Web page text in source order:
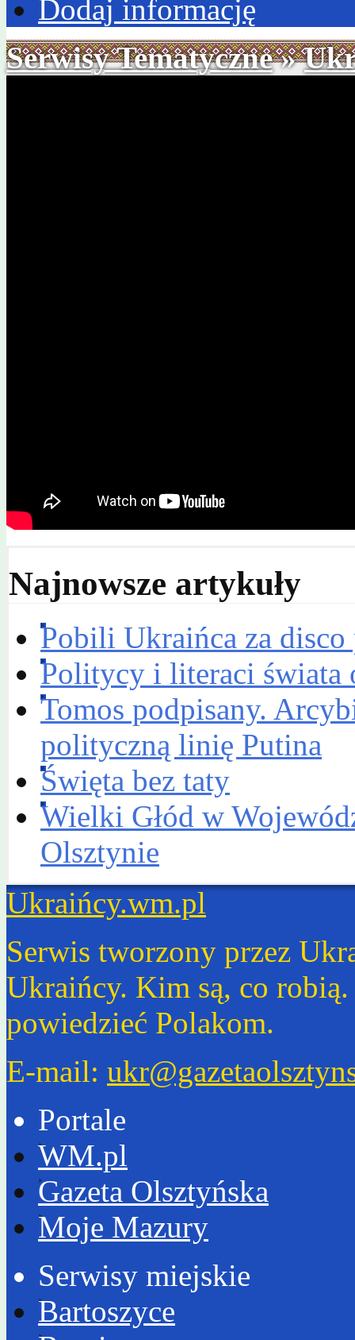
Dodaj informację
Serwisy Tematyczne»
Najnowsze artykuły
Pobili Ukraińca za disco
Politycy i literaci świata
Tomos podpisany.
polityczną linię Putina
Święta bez taty
Wielki Głód w
Olsztynie
Ukraińcy.wm.pl
Serwis tworzony przez
Ukraińcy. Kim są, co
powiedzieć Polakom.
E-mail:
Portale
WM.pl
Gazeta Olsztyńska
Moje Mazury
Serwisy miejskie
Bartoszyce